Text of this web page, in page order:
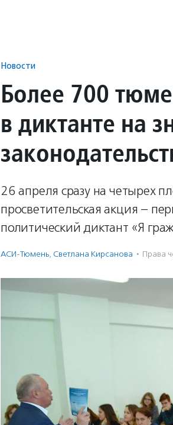
Новости
Более 700
в диктанте на
26 апреля сразу на четырех
просветительская акция –
политический диктант «Я
АСИ-Тюмень, Светлана Кирсанова · Права